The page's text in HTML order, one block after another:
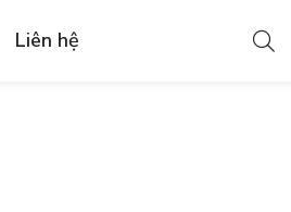
Liên hệ